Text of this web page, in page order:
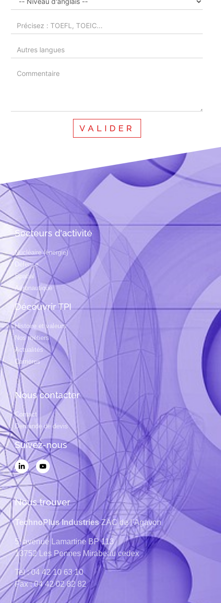
Secteurs d'activité
Nucléaire (énergie)
Défense
Spatial
Aéronautique
Découvrir TPI
Histoire et valeurs
Nos métiers
Actualités
Carrières
Nous contacter
Contact
Demande de devis
Suivez-nous
Nous trouver
TechnoPlus IndustriesZAC de l’Agavon
5, avenue Lamartine BP 113
13752Les Pennes Mirabeau cedex
Tel : 04 42 10 63 10
Fax : 04 42 02 82 82